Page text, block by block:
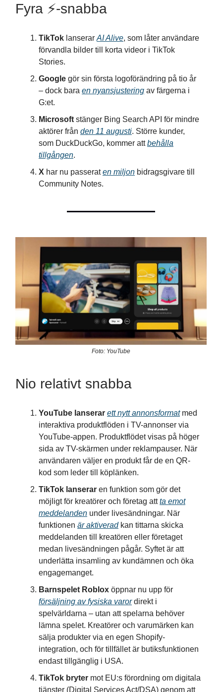
Fyra ⚡️-snabba
TikTok lanserar AI Alive, som låter användare
förvandla bilder till korta videor i TikTok
Stories.
Google gör sin första logoförändring på tio år
– dock bara en nyansjustering av färgerna i
G:et.
Microsoft stänger Bing Search API för mindre
aktörer från den 11 augusti. Större kunder,
som DuckDuckGo, kommer attbehålla
tillgången.
X har nu passeraten miljon bidragsgivare till
Community Notes.
Foto: YouTube
Nio relativt snabba
YouTube lanserar ett nytt annonsformatmed
interaktiva produktflöden i TV-annonser via
YouTube-appen. Produktflödet visas på höger
sida av TV-skärmen under reklampauser. När
användaren väljer en produkt får de en QR-
kod som leder till köplänken.
TikTok lanserar en funktion som gör det
möjligt för kreatörer och företag attta emot
meddelanden under livesändningar. När
funktionen är aktiveradkan tittarna skicka
meddelanden till kreatören eller företaget
medan livesändningen pågår. Syftet är att
underlätta insamling av kundämnen och öka
engagemanget.
Barnspelet Roblox öppnar nu upp för
försäljning av fysiska varordirekt i
spelvärldarna – utan att spelarna behöver
lämna spelet. Kreatörer och varumärken kan
sälja produkter via en egen Shopify-
integration, och för tillfället är butiksfunktionen
endast tillgänglig i USA.
TikTok bryter mot EU:s förordning om digitala
tjänster (Digital Services Act/DSA) genom att